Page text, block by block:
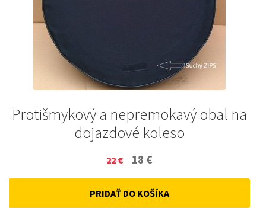
Protišmykový a nepremokavý obal na
dojazdové koleso
22€
Original
price
was:
18 €
price
is:
PRIDAŤ DO KOŠÍKA